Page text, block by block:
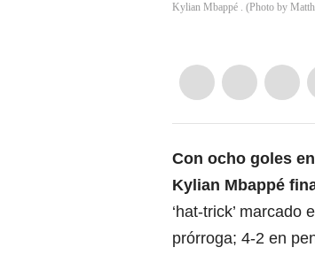
Kylian Mbappé . (Photo by
Con ocho goles
Kylian Mbappé
‘hat-trick’
prórroga; 4-2 en